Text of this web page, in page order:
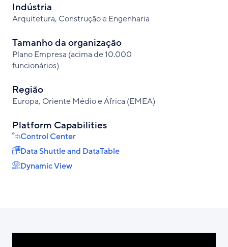
Indústria
Arquitetura, Construção e Engenharia
Tamanho da organização
Plano Empresa (acima de 10.000
funcionários)
Região
Europa, Oriente Médio e África (EMEA)
Platform Capabilities
Control Center
Data Shuttle and DataTable
Dynamic View